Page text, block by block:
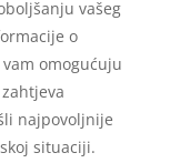
vašeg
o
omogućuju
najpovoljnije
situaciji.